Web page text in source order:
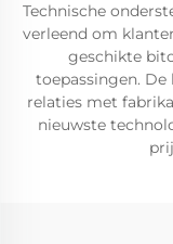
Technische
verleend om
geschikte
toepassingen.
relaties met
nieuwste